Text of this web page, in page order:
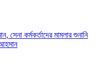
সেনা কর্মকর্তাদের মামলার শুনানি